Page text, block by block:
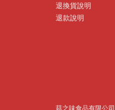
退換貨說明
退款說明
菇之味食品有限公